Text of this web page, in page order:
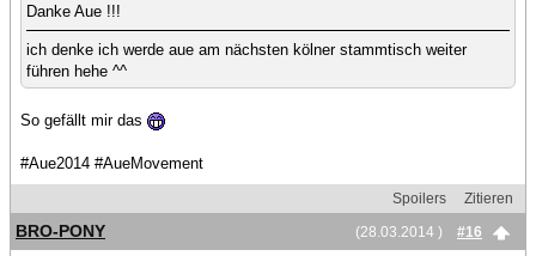
Danke Aue !!!
ich denke ich werde aue am nächsten kölner stammtisch weiter
führen hehe ^^
So gefällt mir das
#Aue2014 #AueMovement
Spoilers
Zitieren
(28.03.2014 )
#16
BRO-PONY